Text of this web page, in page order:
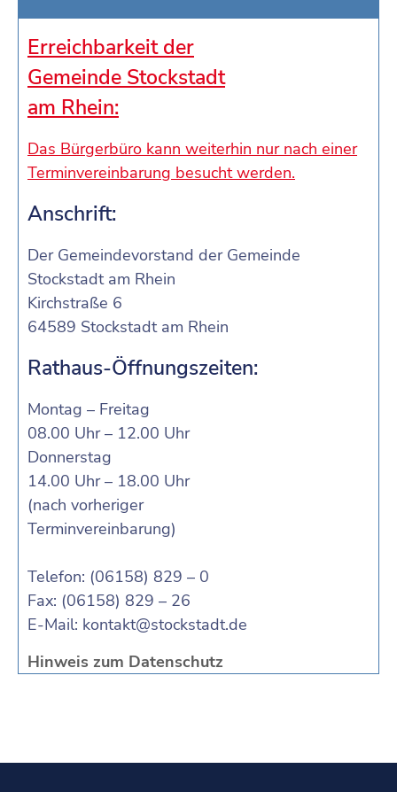
Erreichbarkeit der
Gemeinde Stockstadt
am Rhein:
Das Bürgerbüro kann weiterhin nur nach einer
Terminvereinbarung besucht werden.
Anschrift:
Der Gemeindevorstand der Gemeinde
Stockstadt am Rhein
Kirchstraße 6
64589 Stockstadt am Rhein
Rathaus-Öffnungszeiten:
Montag – Freitag
08.00 Uhr – 12.00 Uhr
Donnerstag
14.00 Uhr – 18.00 Uhr
(nach vorheriger
Terminvereinbarung)
Telefon: (06158) 829 – 0
Fax: (06158) 829 – 26
E-Mail: kontakt@stockstadt.de
Hinweis zum Datenschutz